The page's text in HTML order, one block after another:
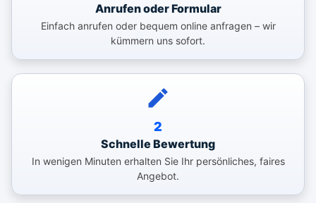
Anrufen oder Formular
Einfach anrufen oder bequem online anfragen – wir
kümmern uns sofort.
2
Schnelle Bewertung
In wenigen Minuten erhalten Sie Ihr persönliches, faires
Angebot.